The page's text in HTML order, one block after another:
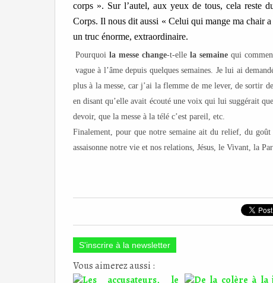
corps ». Sur l’autel, aux yeux de tous, cela reste
Corps. Il nous dit aussi « Celui qui mange ma chair
un truc énorme, extraordinaire.
Pourquoi la messe change-t-elle la semaine qui
vague à l’âme depuis quelques semaines. Je lui ai
plus à la messe, car j’ai la flemme de me lever, de sortir
en disant qu’elle avait écouté une voix qui lui suggérait
devoir, que la messe à la télé c’est pareil, etc.
Finalement, pour que notre semaine ait du relief, du
assaisonne notre vie et nos relations, Jésus, le Vivant, la
S'inscrire à la newsletter
Vous aimerez aussi :